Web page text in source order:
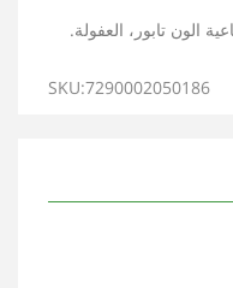
الون تابور، العفولة.
SKU:7290002050186